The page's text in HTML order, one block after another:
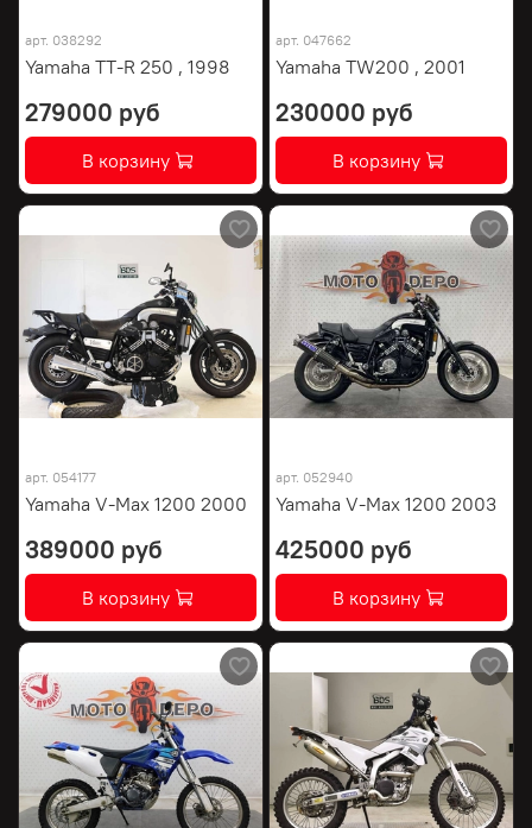
арт. 038292
Yamaha TT-R 250 , 1998
279000 руб
В корзину
арт. 047662
Yamaha TW200 , 2001
230000 руб
В корзину
арт. 054177
Yamaha V-Max 1200 2000
389000 руб
В корзину
арт. 052940
Yamaha V-Max 1200 2003
425000 руб
В корзину